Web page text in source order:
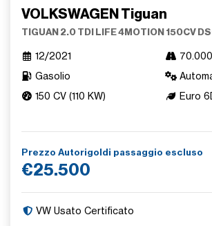
VOLKSWAGEN Tiguan
TIGUAN 2.0 TDI LIFE 4MOTION 150CV
12/2021
Gasolio
150 CV (110 KW)
Euro
Prezzo Autorigoldi passaggio escluso
€25.500
VW Usato Certificato